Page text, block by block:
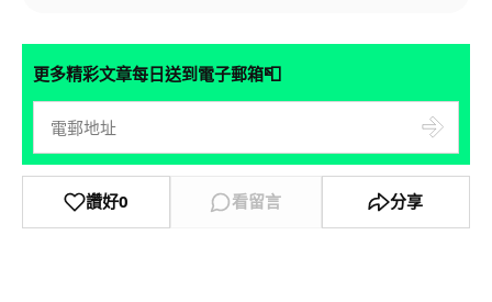
更多精彩文章每日送到電子郵箱📮
讚好0 看留言 分享